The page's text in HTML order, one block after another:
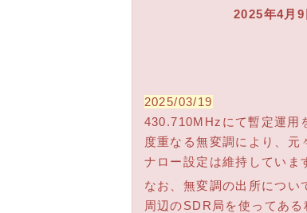
2025年4月9
2025/03/19
430.710MHzにて暫定運用
度重なる無変調により、元
ナロー設定は維持していま
なお、無変調の出所につい
周辺のSDR局を使ってある